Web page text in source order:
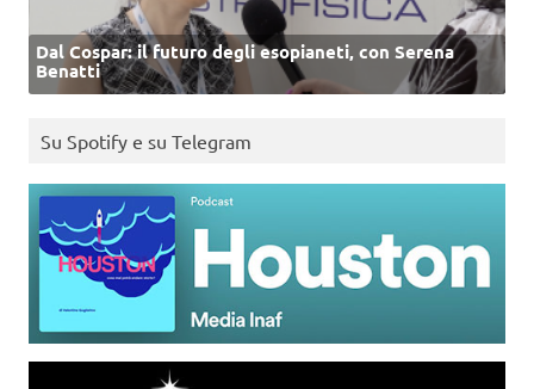
Dal Cospar: il futuro degli esopianeti, con Serena
Benatti
Su Spotify e su Telegram